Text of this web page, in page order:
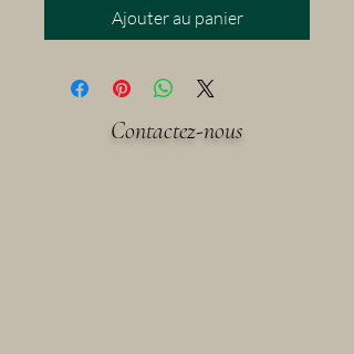
Ajouter au panier
Contactez-nous